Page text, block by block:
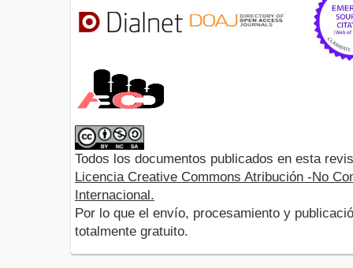
Todos los documentos publicados en esta
Licencia Creative Commons Atribución -No
Internacional.
Por lo que el envío, procesamiento y
totalmente gratuito.